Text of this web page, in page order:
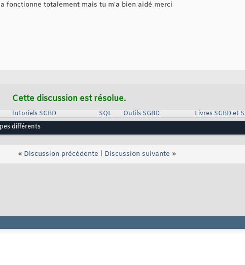
fonctionne totalement mais tu m'a bien aidé merci
Cette discussion est résolue.
Tutoriels SGBD SQL Outils SGBD
Livres SGBD et
différents
« Discussion précédente Discussion suivante »